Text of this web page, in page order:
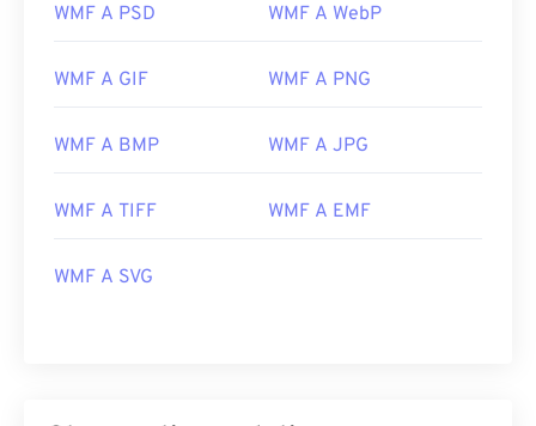
WMF A PSD WMF A WebP
WMF A GIF WMF A PNG
WMF A BMP WMF A JPG
WMF A TIFF WMF A EMF
WMF A SVG